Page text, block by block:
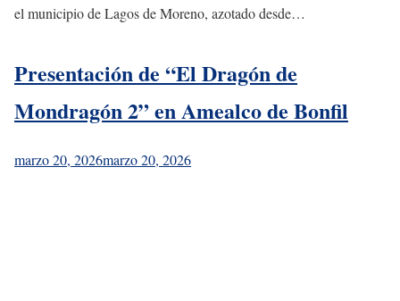
el municipio de Lagos de Moreno, azotado desde…
Presentación de “El Dragón de
Mondragón 2” en Amealco de Bonfil
marzo 20, 2026marzo 20, 2026